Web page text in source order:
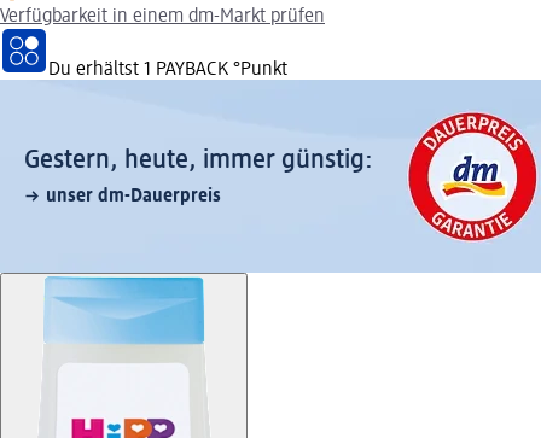
Verfügbarkeit in einem dm-Markt prüfen
Du erhältst 1 PAYBACK °Punkt
Gestern, heute, immer günstig:
unser dm-Dauerpreis